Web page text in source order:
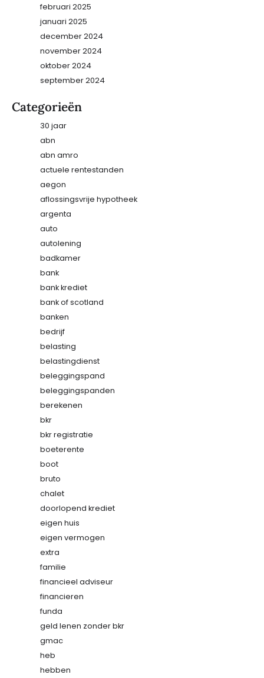
februari 2025
januari 2025
december 2024
november 2024
oktober 2024
september 2024
Categorieën
30 jaar
abn
abn amro
actuele rentestanden
aegon
aflossingsvrije hypotheek
argenta
auto
autolening
badkamer
bank
bank krediet
bank of scotland
banken
bedrijf
belasting
belastingdienst
beleggingspand
beleggingspanden
berekenen
bkr
bkr registratie
boeterente
boot
bruto
chalet
doorlopend krediet
eigen huis
eigen vermogen
extra
familie
financieel adviseur
financieren
funda
geld lenen zonder bkr
gmac
heb
hebben